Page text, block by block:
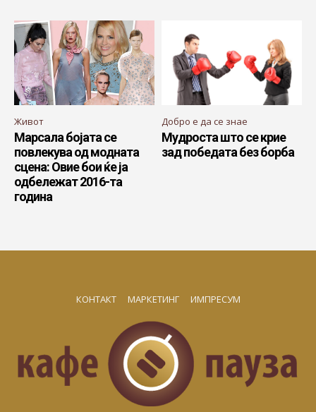
Живот
Марсала бојата се
повлекува од модната
сцена: Овие бои ќе ја
одбележат 2016-та
година
Добро е да се знае
Мудроста што се крие
зад победата без борба
КОНТАКТ МАРКЕТИНГ ИМПРЕСУМ